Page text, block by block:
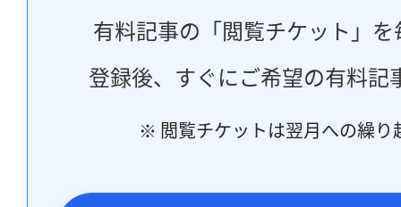
有料記事の「閲覧チケット」
登録後、すぐにご希望の有料記
※ 閲覧チケットは翌月への繰り